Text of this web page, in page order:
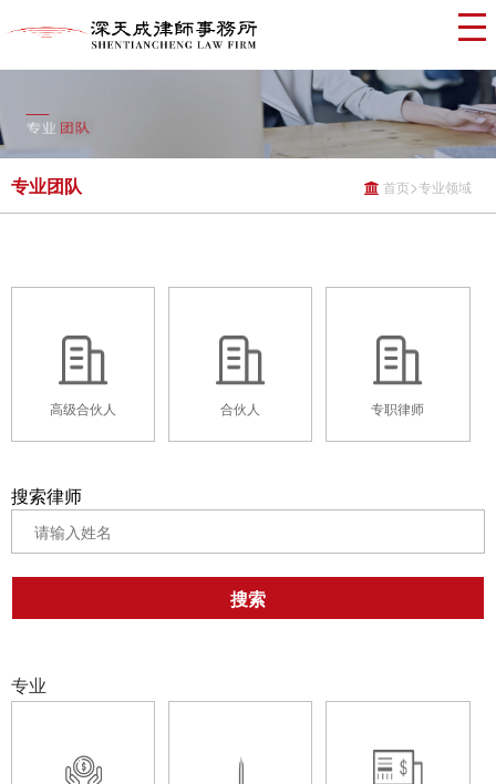
专业团队 首页>专业领域
高级合伙人 合伙人 专职律师
搜索律师
搜索
专业